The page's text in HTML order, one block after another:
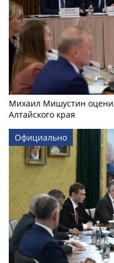
Михаил Мишустин
Алтайского края
Официально